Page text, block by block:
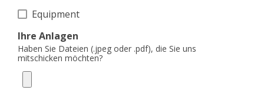
Equipment
Ihre Anlagen
Haben Sie Dateien (.jpeg oder .pdf), die Sie uns
mitschicken möchten?